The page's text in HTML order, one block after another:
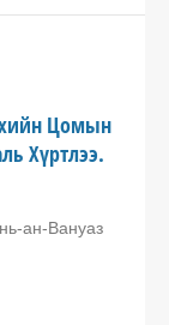
Цомын
Хүртлээ.
ан-Вануаз